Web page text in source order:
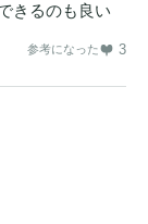
きるのも良い
参考になった 3